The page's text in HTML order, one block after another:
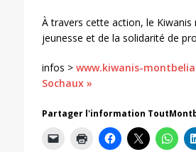
À travers cette action, le
jeunesse et de la solidarité de
infos > www.kiwanis-
Sochaux »
Partager l'information